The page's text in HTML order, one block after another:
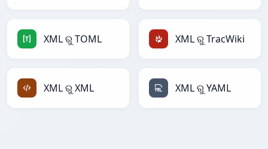
XML ରୁ TOML XML ରୁ TracWiki
XML ରୁ XML XML ରୁ YAML